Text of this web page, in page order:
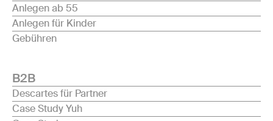
Anlegen ab 55
Anlegen für Kinder
Gebühren
B2B
Descartes für Partner
Case Study Yuh